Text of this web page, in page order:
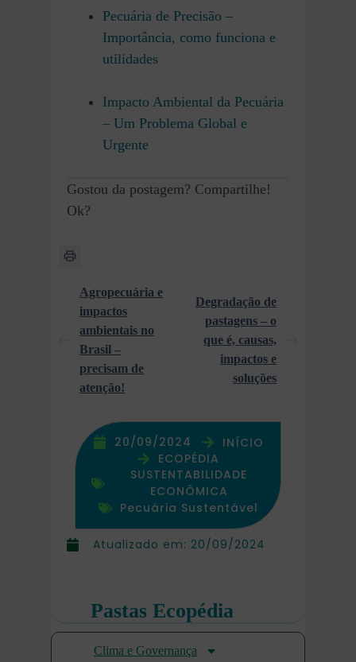
Atualizado em: 20/09/2024
Pecuária de Precisão –
Importância, como funciona e
utilidades
Impacto Ambiental da Pecuária
– Um Problema Global e
Urgente
Gostou da postagem? Compartilhe!
Ok?
Agropecuária e
impactos
ambientais no
Brasil –
precisam de
atenção!
Degradação de
pastagens – o
que é, causas,
impactos e
soluções
20/09/2024
INÍCIO
ECOPÉDIA
SUSTENTABILIDADE
ECONÔMICA
Pecuária Sustentável
Pastas Ecopédia
Clima e Governança